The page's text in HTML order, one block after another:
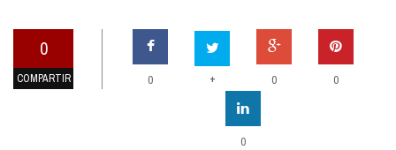
0
COMPARTIR 0 + 0 0
0